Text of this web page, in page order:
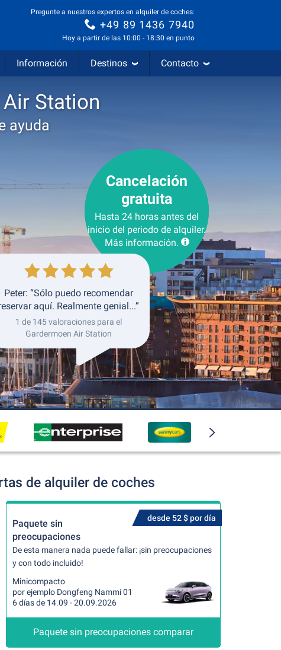
Pregunte a nuestros expertos en alquiler de coches:
+49 89 1436 7940
Hoy a partir de las 10:00 - 18:30 en punto
Información Destinos Contacto
Station
ayuda
Cancelación
gratuita
Hasta 24 horas antes del
inicio del periodo de alquiler.
Más información.
Peter: “Sólo puedo recomendar
aquí. Realmente genial...”
1 de 145 valoraciones para el
Gardermoen Air Station
de alquiler de coches
desde 52 $ por día
Paquete sin
preocupaciones
De esta manera nada puede fallar: ¡sin preocupaciones
y con todo incluido!
Minicompacto
por ejemplo Dongfeng Nammi 01
6 días de 14.09 - 20.09.2026
Paquete sin preocupaciones comparar